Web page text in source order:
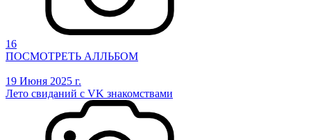
16
ПОСМОТРЕТЬ АЛЛЬБОМ
19 Июня 2025 г.
Лето свиданий с VK знакомствами